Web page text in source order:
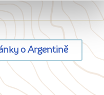
o Argentině